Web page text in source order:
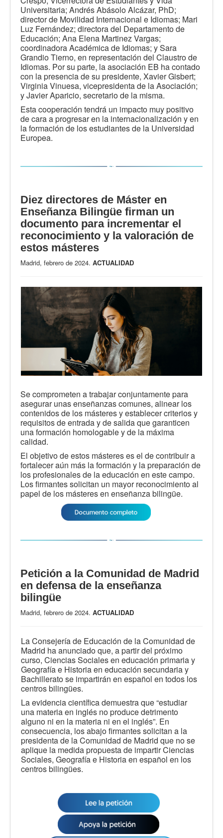
Universitaria; Andrés Abásolo Alcázar, PhD;
director de Movilidad Internacional e Idiomas; Mari
Luz Fernández; directora del Departamento de
Educación; Ana Elena Martinez Vargas;
coordinadora Académica de Idiomas; y Sara
Grandio Tierno, en representación del Claustro de
Idiomas. Por su parte, la asociación EB ha contado
con la presencia de su presidente, Xavier Gisbert;
Virginia Vinuesa, vicepresidenta de la Asociación;
y Javier Aparicio, secretario de la misma.
Esta cooperación tendrá un impacto muy positivo
de cara a progresar en la internacionalización y en
la formación de los estudiantes de la Universidad
Europea.
Diez directores de Máster en
Enseñanza Bilingüe firman un
documento para incrementar el
reconocimiento y la valoración de
estos másteres
Madrid, febrero de 2024. ACTUALIDAD
Se comprometen a trabajar conjuntamente para
asegurar unas enseñanzas comunes, alinear los
contenidos de los másteres y establecer criterios y
requisitos de entrada y de salida que garanticen
una formación homologable y de la máxima
calidad.
El objetivo de estos másteres es el de contribuir a
fortalecer aún más la formación y la preparación de
los profesionales de la educación en este campo.
Los firmantes solicitan un mayor reconocimiento al
papel de los másteres en enseñanza bilingüe.
Petición a la Comunidad de Madrid
en defensa de la enseñanza
bilingüe
Madrid, febrero de 2024. ACTUALIDAD
La Consejería de Educación de la Comunidad de
Madrid ha anunciado que, a partir del próximo
curso, Ciencias Sociales en educación primaria y
Geografía e Historia en educación secundaria y
Bachillerato se impartirán en español en todos los
centros bilingües.
La evidencia científica demuestra que “estudiar
una materia en inglés no produce detrimento
alguno ni en la materia ni en el inglés”. En
consecuencia, los abajo firmantes solicitan a la
presidenta de la Comunidad de Madrid que no se
aplique la medida propuesta de impartir Ciencias
Sociales, Geografía e Historia en español en los
centros bilingües.